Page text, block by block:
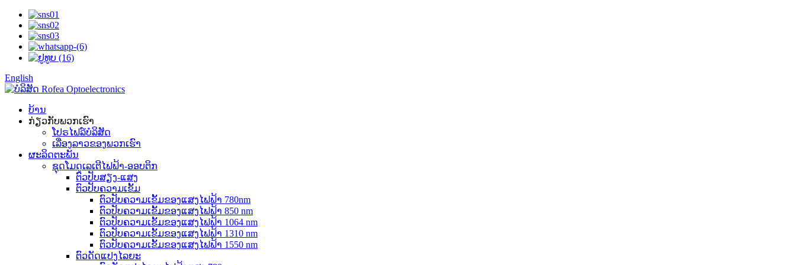
English
ບ້ານ
ກ່ຽວກັບພວກເຮົາ
ໂປຣໄຟລ໌ບໍລິສັດ
ເລື່ອງລາວຂອງພວກເຮົາ
ຜະລິດຕະພັນ
ຊຸດໂມດູເລເຕີໄຟຟ້າ-ອອບຕິກ
ຕົວປັບສຽງ-ແສງ
ຕົວປັບຄວາມເຂັ້ມ
ຕົວປັບຄວາມເຂັ້ມຂອງແສງໄຟຟ້າ 780nm
ຕົວປັບຄວາມເຂັ້ມຂອງແສງໄຟຟ້າ 850 nm
ຕົວປັບຄວາມເຂັ້ມຂອງແສງໄຟຟ້າ 1064 nm
ຕົວປັບຄວາມເຂັ້ມຂອງແສງໄຟຟ້າ 1310 nm
ຕົວປັບຄວາມເຂັ້ມຂອງແສງໄຟຟ້າ 1550 nm
ຕົວດັດແປງໄລຍະ